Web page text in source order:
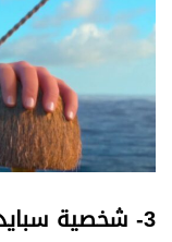
3- شخصية سبايدر مان